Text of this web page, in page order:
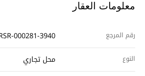
معلومات العقار
رقم المرجع 000281-3940
النوع محل تجاري